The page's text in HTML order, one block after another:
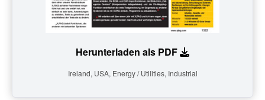
Herunterladen als PDF
Ireland, USA, Energy / Utilities, Industrial